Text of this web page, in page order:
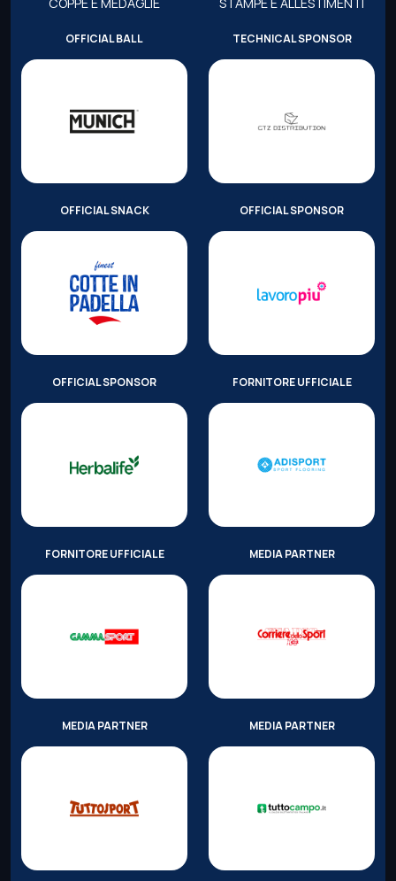
OFFICIAL BALL TECHNICAL SPONSOR
OFFICIAL SNACK OFFICIAL SPONSOR
OFFICIAL SPONSOR FORNITORE UFFICIALE
FORNITORE UFFICIALE MEDIA PARTNER
MEDIA PARTNER MEDIA PARTNER